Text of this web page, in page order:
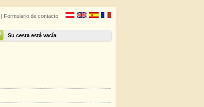
| Formulario de contacto
Su cesta está vacía